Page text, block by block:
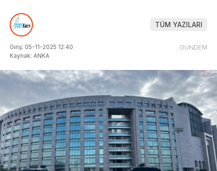
TÜM YAZILARI
Giriş: 05-11-2025 12:40
Kaynak: ANKA
GÜNDEM